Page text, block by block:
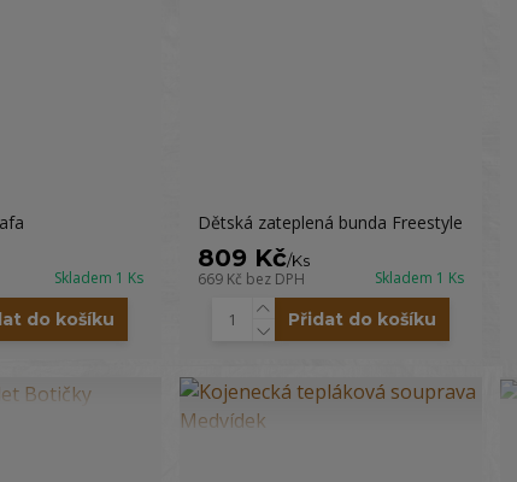
Skladem 1 Ks
do košíku
Dětská zateplená bunda Freestyle
809 Kč/Ks
669 Kč bez DPH Skladem 1 Ks
Přidat do košíku